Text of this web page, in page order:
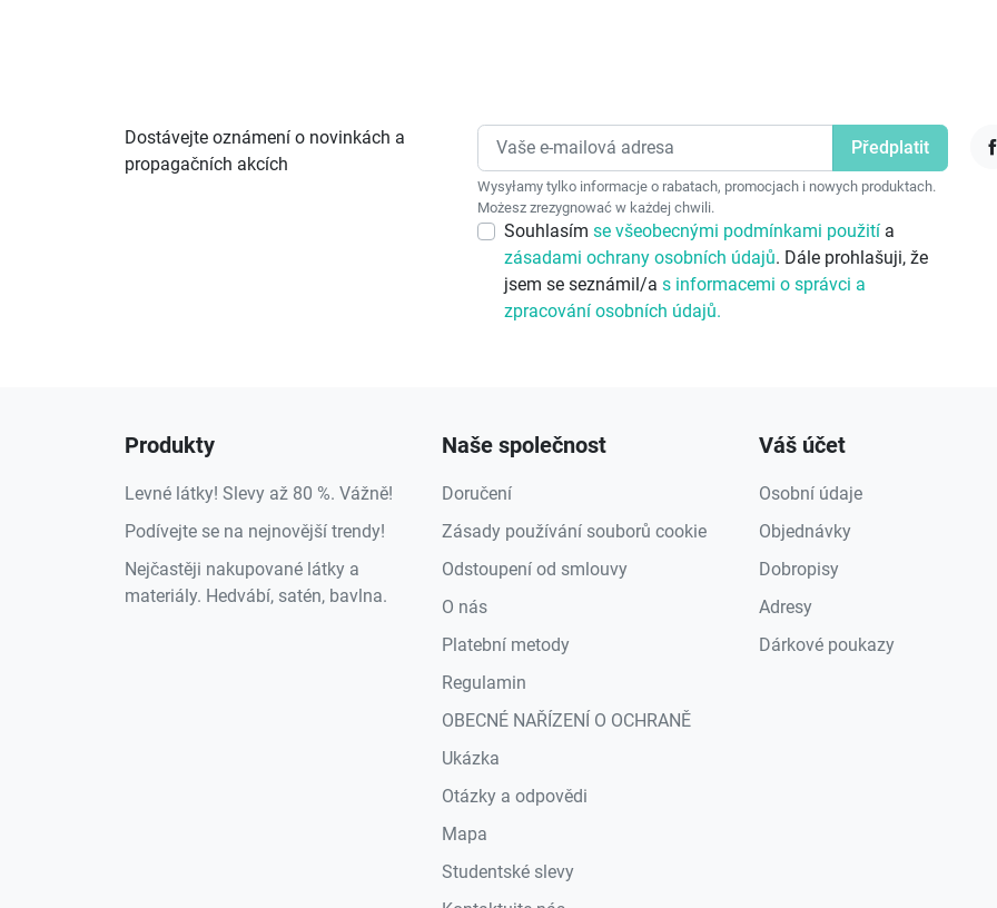
Dostávejte oznámení o novinkách a
propagačních akcích
Wysyłamy tylko informacje o rabatach, promocjach i nowych produktach.
Możesz zrezygnować w każdej chwili.
Souhlasím se všeobecnými podmínkami použití a
zásadami ochrany osobních údajů. Dále prohlašuji, že
jsem se seznámil/a s informacemi o správci a
zpracování osobních údajů.
Produkty
Levné látky! Slevy až 80 %. Vážně!
Podívejte se na nejnovější trendy!
Nejčastěji nakupované látky a
materiály. Hedvábí, satén, bavlna.
Naše společnost
Doručení
Zásady používání souborů cookie
Odstoupení od smlouvy
O nás
Platební metody
Regulamin
OBECNÉ NAŘÍZENÍ O OCHRANĚ
Ukázka
Otázky a odpovědi
Mapa
Studentské slevy
Váš účet
Osobní údaje
Objednávky
Dobropisy
Adresy
Dárkové poukazy